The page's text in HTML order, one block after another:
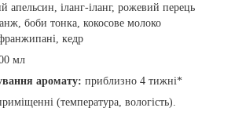
апельсин, іланг-іланг, рожевий перець
боби тонка, кокосове молоко
кедр
мл
аромату: приблизно 4 тижні*
(температура, вологість).